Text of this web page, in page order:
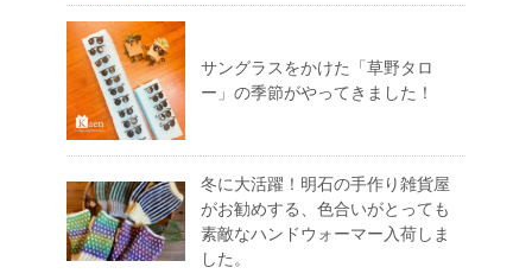
サングラスをかけた「草野タロ
ー」の季節がやってきました！
冬に大活躍！明石の手作り雑貨屋
がお勧めする、色合いがとっても
素敵なハンドウォーマー入荷しま
した。